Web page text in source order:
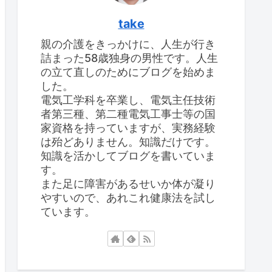
take
親の介護をきっかけに、人生が行き
詰まった58歳独身の男性です。人生
の立て直しのためにブログを始めま
した。
電気工学科を卒業し、電気主任技術
者第三種、第二種電気工事士等の国
家資格を持っていますが、実務経験
は殆どありません。知識だけです。
知識を活かしてブログを書いていま
す。
また足に障害があるせいか体が凝り
やすいので、あれこれ健康法を試し
ています。